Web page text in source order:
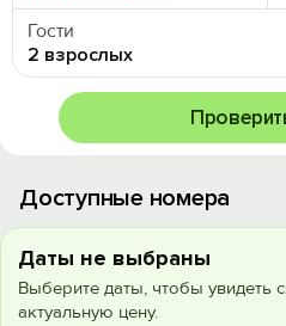
Гости
2 взрослых
Доступные номера
Даты не выбраны
Выберите даты, чтобы увидеть
актуальную цену.